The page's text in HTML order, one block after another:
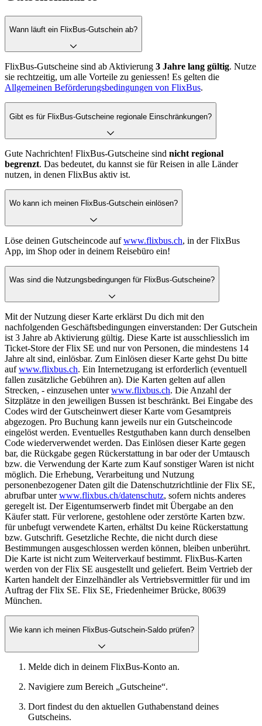
Wann läuft ein FlixBus-Gutschein ab?
FlixBus-Gutscheine sind ab Aktivierung 3 Jahre lang gültig. Nutze
sie rechtzeitig, um alle Vorteile zu geniessen! Es gelten die
Allgemeinen Beförderungsbedingungen von FlixBus.
Gibt es für FlixBus-Gutscheine regionale Einschränkungen?
Gute Nachrichten! FlixBus-Gutscheine sind nicht regional
begrenzt. Das bedeutet, du kannst sie für Reisen in alle Länder
nutzen, in denen FlixBus aktiv ist.
Wo kann ich meinen FlixBus-Gutschein einlösen?
Löse deinen Gutscheincode aufwww.flixbus.ch, in der FlixBus
App, im Shop oder in deinem Reisebüro ein!
Was sind die Nutzungsbedingungen für FlixBus-Gutscheine?
Mit der Nutzung dieser Karte erklärst Du dich mit den
nachfolgenden Geschäftsbedingungen einverstanden: Der Gutschein
ist 3 Jahre ab Aktivierung gültig. Diese Karte ist ausschliesslich im
Ticket-Store der Flix SE und nur von Personen, die mindestens 14
Jahre alt sind, einlösbar. Zum Einlösen dieser Karte gehst Du bitte
aufwww.flixbus.ch. Ein Internetzugang ist erforderlich (eventuell
fallen zusätzliche Gebühren an). Die Karten gelten auf allen
Strecken, - einzusehen unterwww.flixbus.ch. Die Anzahl der
Sitzplätze in den jeweiligen Bussen ist beschränkt. Bei Eingabe des
Codes wird der Gutscheinwert dieser Karte vom Gesamtpreis
abgezogen. Pro Buchung kann jeweils nur ein Gutscheincode
eingelöst werden. Eventuelles Restguthaben kann durch denselben
Code wiederverwendet werden. Das Einlösen dieser Karte gegen
bar, die Rückgabe gegen Rückerstattung in bar oder der Umtausch
bzw. die Verwendung der Karte zum Kauf sonstiger Waren ist nicht
möglich. Die Erhebung, Verarbeitung und Nutzung
personenbezogener Daten gilt die Datenschutzrichtlinie der Flix SE,
abrufbar unterwww.flixbus.ch/datenschutz, sofern nichts anderes
geregelt ist. Der Eigentumserwerb findet mit Übergabe an den
Käufer statt. Für verlorene, gestohlene oder zerstörte Karten bzw.
für unbefugt verwendete Karten, erhältst Du keine Rückerstattung
bzw. Gutschrift. Gesetzliche Rechte, die nicht durch diese
Bestimmungen ausgeschlossen werden können, bleiben unberührt.
Die Karte ist nicht zum Weiterverkauf bestimmt. FlixBus-Karten
werden von der Flix SE ausgestellt und geliefert. Beim Vertrieb der
Karten handelt der Einzelhändler als Vertriebsvermittler für und im
Auftrag der Flix SE. Flix SE, Friedenheimer Brücke, 80639
München.
Wie kann ich meinen FlixBus-Gutschein-Saldo prüfen?
Melde dich in deinem FlixBus-Konto an.
Navigiere zum Bereich „Gutscheine“.
Dort findest du den aktuellen Guthabenstand deines
Gutscheins.